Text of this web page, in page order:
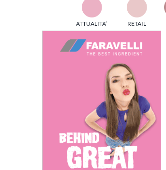
ATTUALITA’ RETAIL